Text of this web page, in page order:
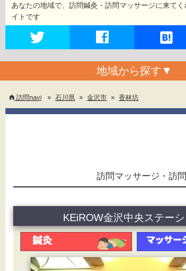
あなたの地域で、訪問鍼灸・訪問マッサージに来て
イトです
地域から探す ▼
訪問navi » 石川県 » 金沢市 » 香林坊
訪問マッサージ・訪
KEiROW金沢中央ステー